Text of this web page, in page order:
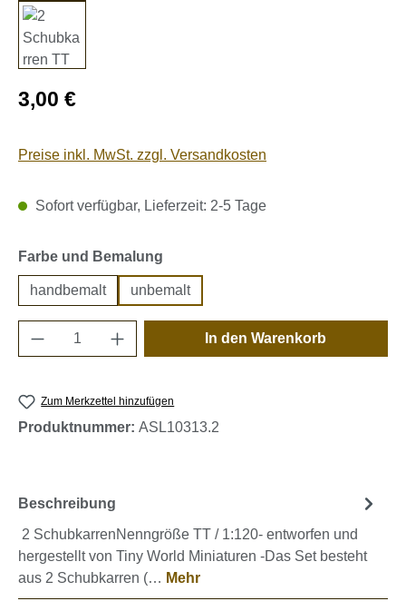
Regulärer Preis:
3,00 €
Preise inkl. MwSt. zzgl. Versandkosten
Sofort verfügbar, Lieferzeit: 2-5 Tage
Farbe und Bemalung
handbemalt unbemalt
Produkt Anzahl: Gib den gewünschten
In den Warenkorb
Zum Merkzettel hinzufügen
Produktnummer: ASL10313.2
Beschreibung
2 SchubkarrenNenngröße TT / 1:120- entworfen und
hergestellt von Tiny World Miniaturen -Das Set besteht
aus 2 Schubkarren (… Mehr